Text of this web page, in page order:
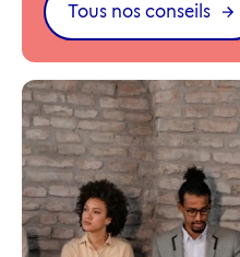
Tous nos conseils